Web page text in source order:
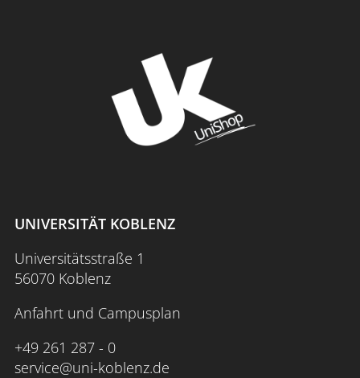
UNIVERSITÄT KOBLENZ
Universitätsstraße 1
56070 Koblenz
Anfahrt und Campusplan
+49 261 287 - 0
service@uni-koblenz.de